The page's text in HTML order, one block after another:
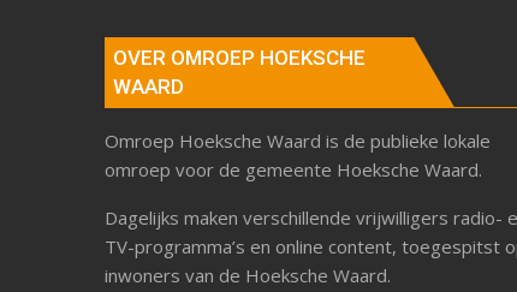
OVER OMROEP HOEKSCHE
WAARD
Omroep Hoeksche Waard is de publieke lokale
omroep voor de gemeente Hoeksche Waard.
Dagelijks maken verschillende vrijwilligers radio-
TV-programma’s en online content, toegespitst
inwoners van de Hoeksche Waard.